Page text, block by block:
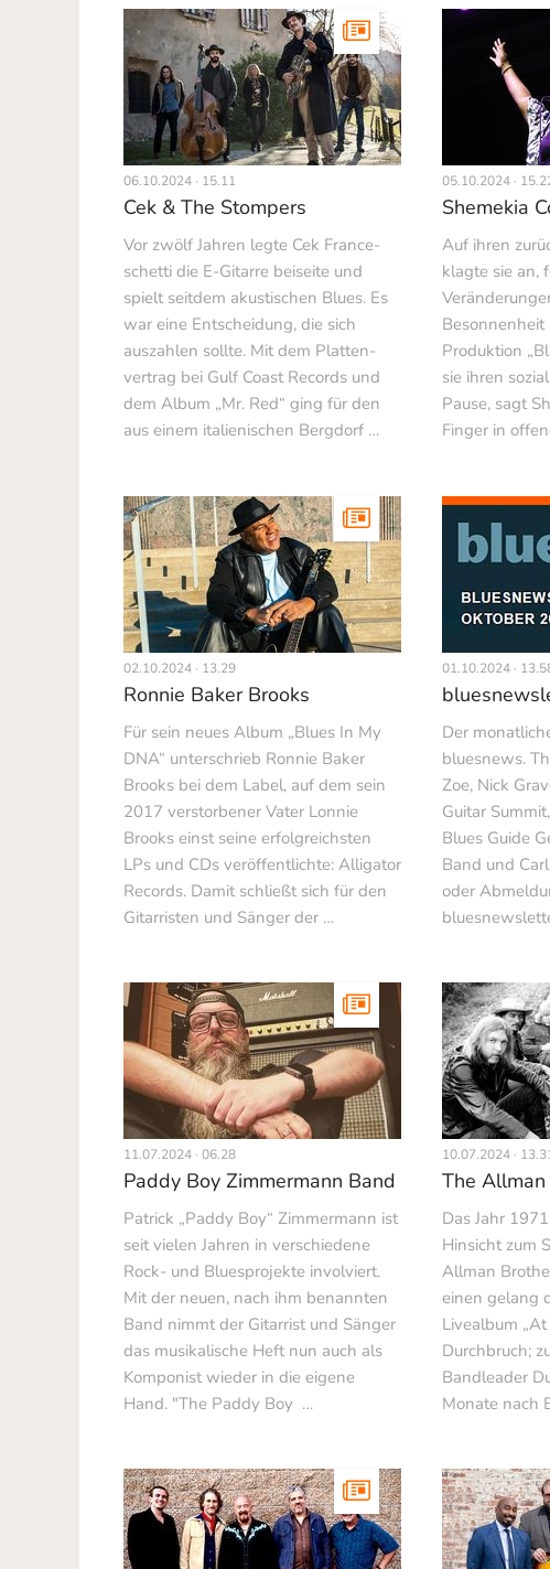
06.10.2024 · 15.11
Cek & The Stompers
Vor zwölf Jahren legte Cek France­
schetti die E-Gitarre beiseite und
spielt seitdem akustischen Blues. Es
war eine Entscheidung, die sich
auszahlen sollte. Mit dem Platten­
vertrag bei Gulf Coast Records und
dem Album „Mr. Red“ ging für den
aus einem italienischen Bergdorf …
05.10.2024 ·
Shemekia
Auf ihren
klagte sie an,
Besonnenheit
Produktion
sie ihren
Pause, sagt
Finger in
02.10.2024 · 13.29
Ronnie Baker Brooks
Für sein neues Album „Blues In My
DNA“ unterschrieb Ronnie Baker
Brooks bei dem Label, auf dem sein
2017 verstorbener Vater Lonnie
Brooks einst seine erfolgreichsten
LPs und CDs veröffentlichte: Alligator
Records. Damit schließt sich für den
Gitarristen und Sänger der …
01.10.2024 ·
Der
bluesnews.
Zoe, Nick
Guitar
Blues Guide
Band und
oder
11.07.2024 · 06.28
Paddy Boy Zimmermann Band
Patrick „Paddy Boy“ Zimmermann ist
seit vielen Jahren in verschiedene
Rock- und Bluesprojekte involviert.
Mit der neuen, nach ihm benannten
Band nimmt der Gitarrist und Sänger
das musikalische Heft nun auch als
Komponist wieder in die eigene
Hand. "The Paddy Boy …
10.07.2024 ·
The
Das Jahr
Hinsicht zum
Allman
einen gelang
Livealbum
Durchbruch;
Bandleader
Monate nach